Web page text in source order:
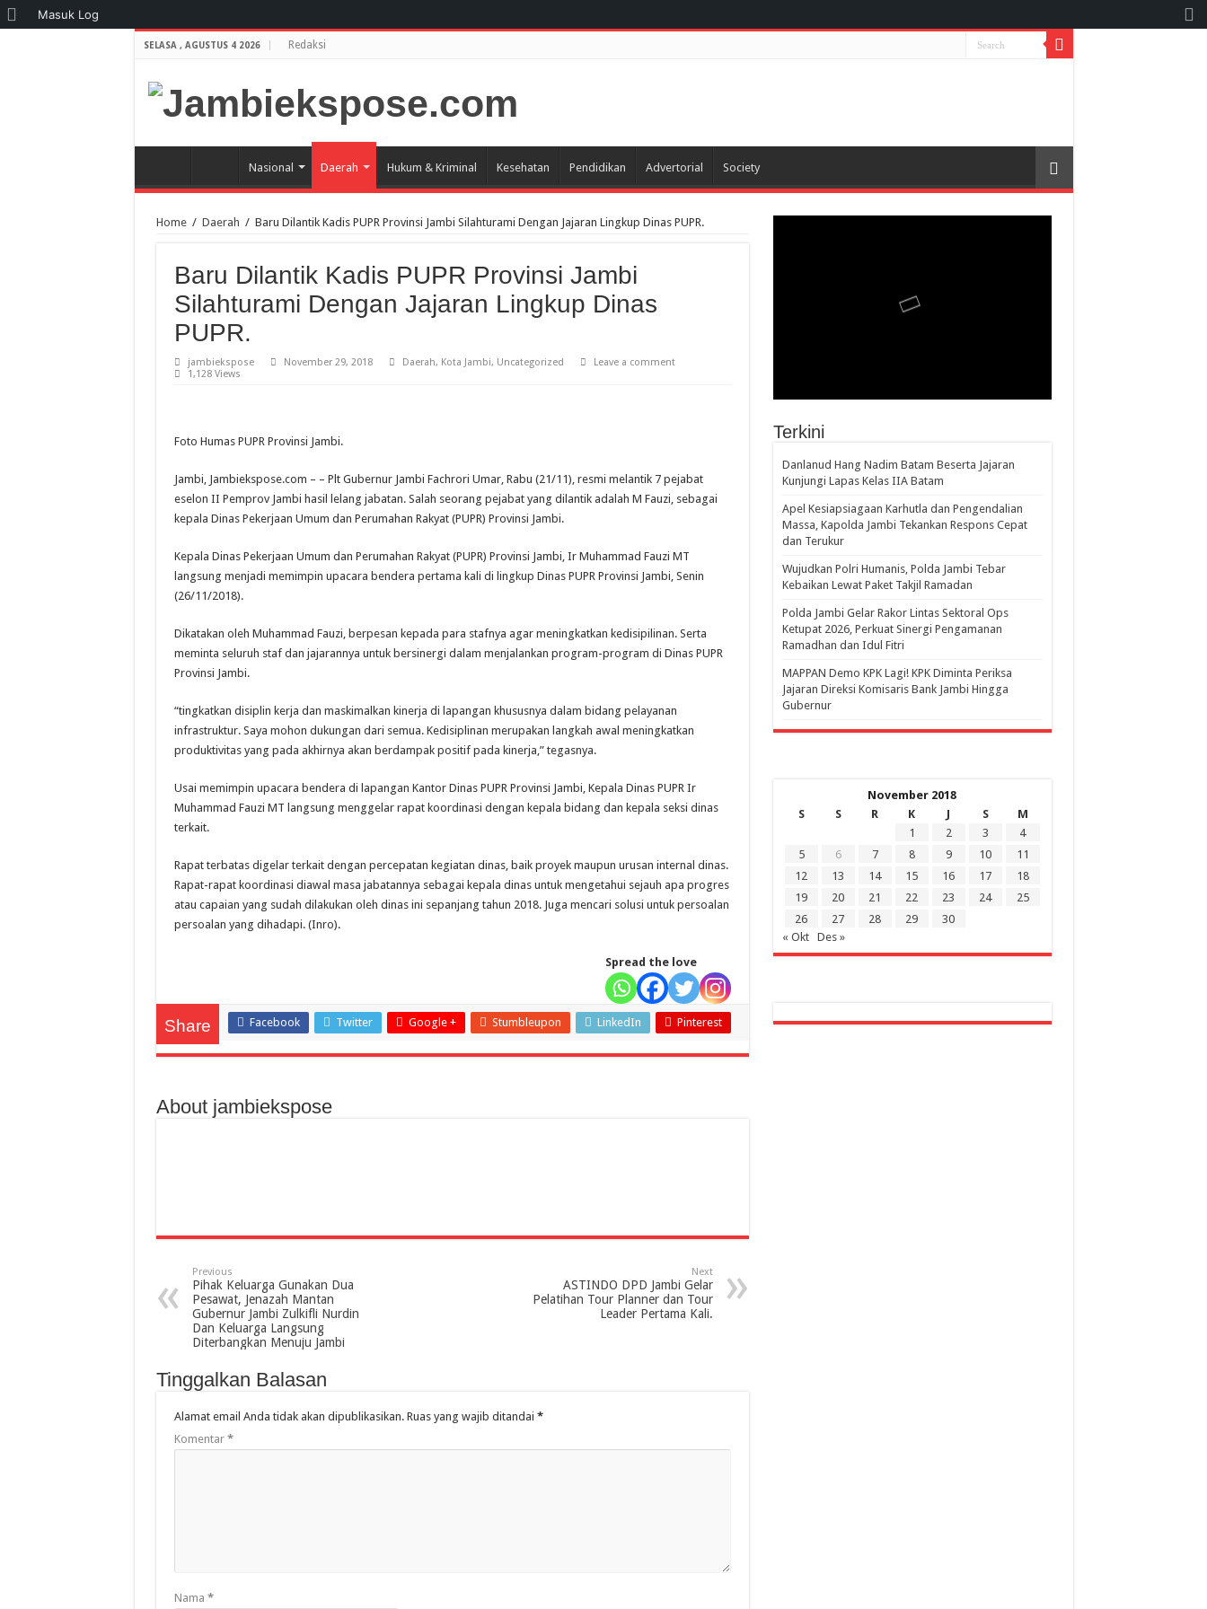
SELASA , AGUSTUS 4 2026 Redaksi
Nasional Daerah Hukum & Kriminal Kesehatan Pendidikan Advertorial Society
Home / Daerah / Baru Dilantik Kadis PUPR Provinsi Jambi Silahturami Dengan Jajaran Lingkup Dinas PUPR.
Baru Dilantik Kadis PUPR Provinsi Jambi
Silahturami Dengan Jajaran Lingkup Dinas
PUPR.
jambiekspose November 29, 2018 Daerah, Kota Jambi, Uncategorized
Leave a comment
1,128 Views
Foto Humas PUPR Provinsi Jambi.
Jambi, Jambiekspose.com – – Plt Gubernur Jambi Fachrori Umar, Rabu (21/11), resmi melantik 7 pejabat
eselon II Pemprov Jambi hasil lelang jabatan. Salah seorang pejabat yang dilantik adalah M Fauzi, sebagai
kepala Dinas Pekerjaan Umum dan Perumahan Rakyat (PUPR) Provinsi Jambi.
Kepala Dinas Pekerjaan Umum dan Perumahan Rakyat (PUPR) Provinsi Jambi, Ir Muhammad Fauzi MT
langsung menjadi memimpin upacara bendera pertama kali di lingkup Dinas PUPR Provinsi Jambi, Senin
(26/11/2018).
Dikatakan oleh Muhammad Fauzi, berpesan kepada para stafnya agar meningkatkan kedisipilinan. Serta
meminta seluruh staf dan jajarannya untuk bersinergi dalam menjalankan program-program di Dinas PUPR
Provinsi Jambi.
“tingkatkan disiplin kerja dan maskimalkan kinerja di lapangan khususnya dalam bidang pelayanan
infrastruktur. Saya mohon dukungan dari semua. Kedisiplinan merupakan langkah awal meningkatkan
produktivitas yang pada akhirnya akan berdampak positif pada kinerja,” tegasnya.
Usai memimpin upacara bendera di lapangan Kantor Dinas PUPR Provinsi Jambi, Kepala Dinas PUPR Ir
Muhammad Fauzi MT langsung menggelar rapat koordinasi dengan kepala bidang dan kepala seksi dinas
terkait.
Rapat terbatas digelar terkait dengan percepatan kegiatan dinas, baik proyek maupun urusan internal dinas.
Rapat-rapat koordinasi diawal masa jabatannya sebagai kepala dinas untuk mengetahui sejauh apa progres
atau capaian yang sudah dilakukan oleh dinas ini sepanjang tahun 2018. Juga mencari solusi untuk persoalan
persoalan yang dihadapi. (Inro).
Spread the love
Share Facebook Twitter Google + Stumbleupon LinkedIn Pinterest
About jambiekspose
Previous
Pihak Keluarga Gunakan Dua
Pesawat, Jenazah Mantan
Gubernur Jambi Zulkifli Nurdin
Dan Keluarga Langsung
Diterbangkan Menuju Jambi
Next
ASTINDO DPD Jambi Gelar
Pelatihan Tour Planner dan Tour
Leader Pertama Kali.
Tinggalkan Balasan
Alamat email Anda tidak akan dipublikasikan. Ruas yang wajib ditandai *
Komentar *
Nama *
Terkini
Danlanud Hang Nadim Batam Beserta Jajaran
Kunjungi Lapas Kelas IIA Batam
Apel Kesiapsiagaan Karhutla dan Pengendalian
Massa, Kapolda Jambi Tekankan Respons Cepat
dan Terukur
Wujudkan Polri Humanis, Polda Jambi Tebar
Kebaikan Lewat Paket Takjil Ramadan
Polda Jambi Gelar Rakor Lintas Sektoral Ops
Ketupat 2026, Perkuat Sinergi Pengamanan
Ramadhan dan Idul Fitri
‎MAPPAN Demo KPK Lagi! KPK Diminta Periksa
Jajaran Direksi Komisaris Bank Jambi Hingga
Gubernur ‎
November 2018
S
S R K J S
M
1
2 3
4
5
6 7 8 9 10
11
12
13 14 15 16 17
18
19
20 21 22 23 24
25
26
27 28 29
30
« Okt
Des »
Tentang
Masuk Log